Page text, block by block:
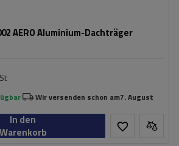
AERO Aluminium-Dachträger
Wir versenden schon am7. August
In den
Warenkorb